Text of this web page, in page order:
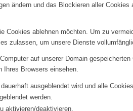
ändern und das Blockieren aller
Cookies ablehnen möchten. Um zu
zulassen, um unsere Dienste
auf unserer Domain
Browsers einsehen.
ausgeblendet wird und alle
werden.
aktivieren/deaktivieren.